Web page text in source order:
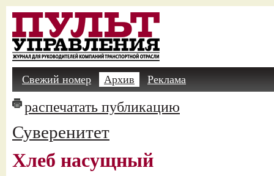
Свежий номер Архив Реклама
распечатать публикацию
Суверенитет
Хлеб насущный